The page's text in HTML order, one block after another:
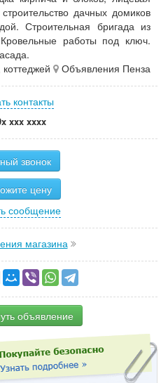
дачных домиков
Строительная бригада из
работы под ключ.
Объявления Пенза
контакты
xxx xxxx
звонок
цену
сообщение
магазина
объявление